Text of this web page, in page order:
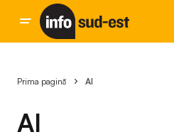
Prima pagină AI
AI